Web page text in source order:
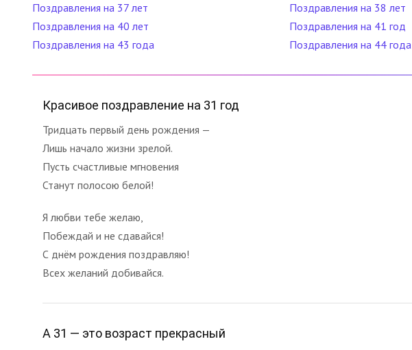
Поздравления на 37 лет
Поздравления на 38 лет
Поздравления на 40 лет
Поздравления на 41 год
Поздравления на 43 года
Поздравления на 44 года
Красивое поздравление на 31 год
Тридцать первый день рождения —
Лишь начало жизни зрелой.
Пусть счастливые мгновения
Станут полосою белой!
Я любви тебе желаю,
Побеждай и не сдавайся!
С днём рождения поздравляю!
Всех желаний добивайся.
А 31 — это возраст прекрасный